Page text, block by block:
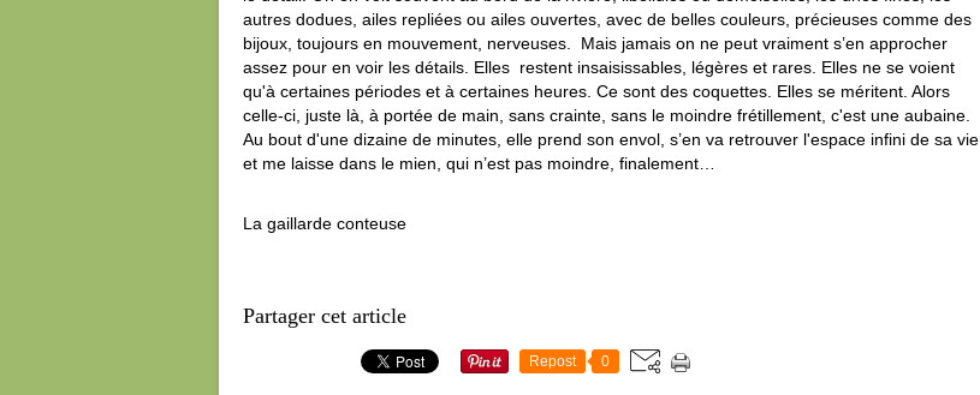
autres dodues, ailes repliées ou ailes ouvertes, avec de belles couleurs, précieuses comme des
bijoux, toujours en mouvement, nerveuses. Mais jamais on ne peut vraiment s’en approcher
assez pour en voir les détails. Elles restent insaisissables, légères et rares. Elles ne se voient
qu'à certaines périodes et à certaines heures. Ce sont des coquettes. Elles se méritent. Alors
celle-ci, juste là, à portée de main, sans crainte, sans le moindre frétillement, c'est une aubaine.
Au bout d'une dizaine de minutes, elle prend son envol, s’en va retrouver l'espace infini de sa vie
et me laisse dans le mien, qui n’est pas moindre, finalement…
La gaillarde conteuse
Partager cet article
Repost 0